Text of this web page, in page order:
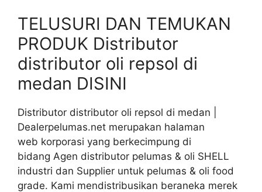
TELUSURI DAN TEMUKAN
PRODUK Distributor
distributor oli repsol di
medan DISINI
Distributor distributor oli repsol di medan |
Dealerpelumas.net merupakan halaman
web korporasi yang berkecimpung di
bidang Agen distributor pelumas & oli SHELL
industri dan Supplier untuk pelumas & oli food
grade. Kami mendistribusikan beraneka merek